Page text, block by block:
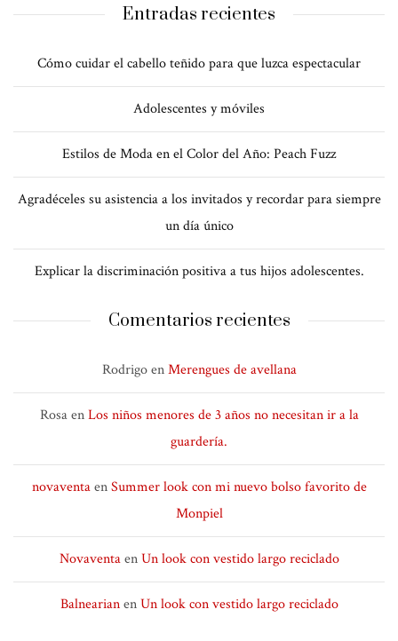
Entradas recientes
Cómo cuidar el cabello teñido para que luzca espectacular
Adolescentes y móviles
Estilos de Moda en el Color del Año: Peach Fuzz
Agradéceles su asistencia a los invitados y recordar para siempre
un día único
Explicar la discriminación positiva a tus hijos adolescentes.
Comentarios recientes
RodrigoenMerengues de avellana
RosaenLos niños menores de 3 años no necesitan ir a la
guardería.
novaventaenSummer look con mi nuevo bolso favorito de
Monpiel
NovaventaenUn look con vestido largo reciclado
BalnearianenUn look con vestido largo reciclado